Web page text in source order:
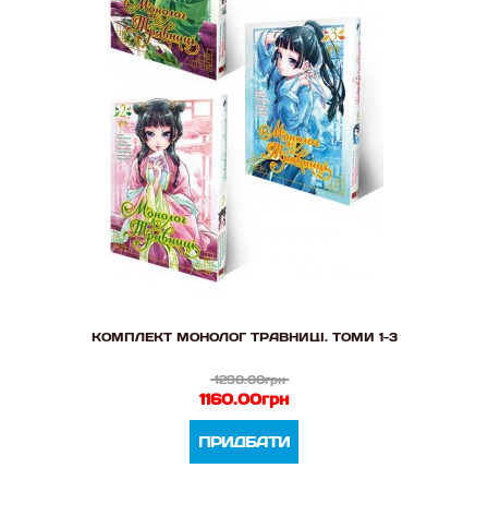
КОМПЛЕКТ МОНОЛОГ ТРАВНИЦІ. ТОМИ 1-3
1290.00грн
1160.00грн
ПРИДБАТИ